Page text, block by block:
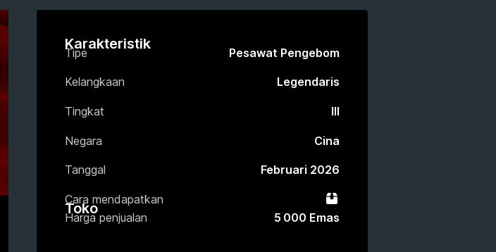
Karakteristik
Tipe Pesawat Pengebom
Kelangkaan Legendaris
Tingkat III
Negara Cina
Tanggal Februari 2026
Cara mendapatkan Paket
Toko
Harga penjualan 5 000 Emas